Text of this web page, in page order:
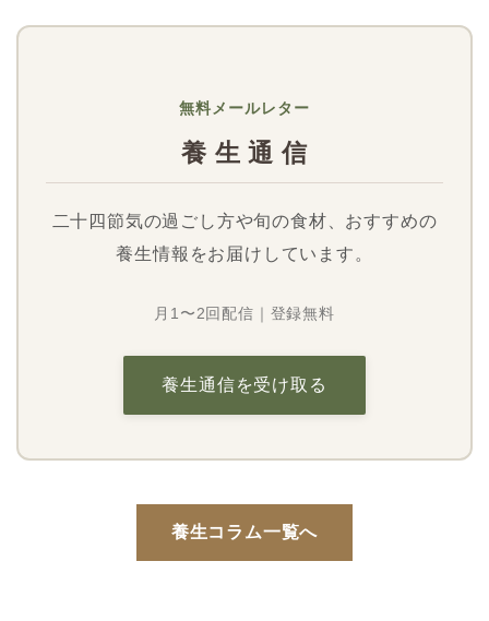
無料メールレター
養 生 通 信
二十四節気の過ごし方や旬の食材、おすすめの
養生情報をお届けしています。
月1〜2回配信｜登録無料
養生通信を受け取る
養生コラム一覧へ